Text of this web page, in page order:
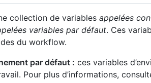
collection de variables appelées
variables par défaut. Ces
du workflow.
par défaut : ces variables
Pour plus d’informations,